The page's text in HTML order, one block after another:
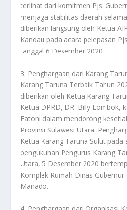
terlihat dari komitmen Pjs.
menjaga stabilitas daerah
diberikan langsung oleh Ketua
Kandau pada acara pelepasan
tanggal 6 Desember 2020.
3. Penghargaan dari Karang
Karang Taruna Terbaik Tahun
diberikan oleh Ketua Karang
Ketua DPRD, DR. Billy Lombok,
Fatoni dalam mendorong
Provinsi Sulawesi Utara.
Ketua Karang Taruna Sulut pada
pengukuhan Pengurus Karang
Utara, 5 Desember 2020
Komplek Rumah Dinas
Manado.